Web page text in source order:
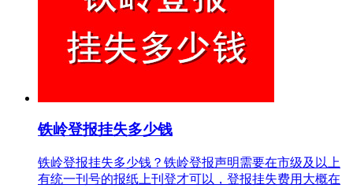
铁岭登报挂失多少钱
铁岭登报挂失多少钱？铁岭登报声明需要在市级及以上
有统一刊号的报纸上刊登才可以，登报挂失费用大概在